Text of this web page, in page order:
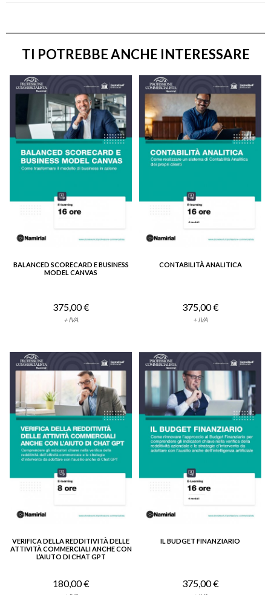
TI POTREBBE ANCHE INTERESSARE
VEDI DETTAGLIO
BALANCED SCORECARD E BUSINESS
MODEL CANVAS
375,00 €
+ IVA
VEDI DETTAGLIO
CONTABILITÀ ANALITICA
375,00 €
+ IVA
VEDI DETTAGLIO
VERIFICA DELLA REDDITIVITÀ DELLE
ATTIVITÀ COMMERCIALI ANCHE CON
L’AIUTO DI CHAT GPT
180,00 €
VEDI DETTAGLIO
IL BUDGET FINANZIARIO
375,00 €